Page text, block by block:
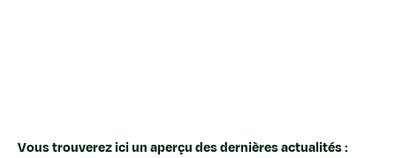
Vous trouverez ici un aperçu des dernières actualités :